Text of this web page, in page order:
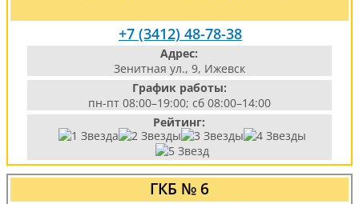
+7 (3412) 48-78-38
Адрес:
Зенитная ул., 9, Ижевск
График работы:
пн-пт 08:00–19:00; сб 08:00–14:00
Рейтинг:
ГКБ № 6